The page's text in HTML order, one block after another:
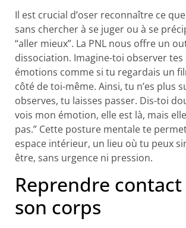
Il est crucial d’oser reconnaître ce
sans chercher à se juger ou à se
“aller mieux”. La PNL nous offre un
dissociation. Imagine-toi observer tes
émotions comme si tu regardais un
côté de toi-même. Ainsi, tu n’es plus
observes, tu laisses passer. Dis-toi
vois mon émotion, elle est là, mais
pas.” Cette posture mentale te
espace intérieur, un lieu où tu peux
être, sans urgence ni pression.
Reprendre contact
son corps